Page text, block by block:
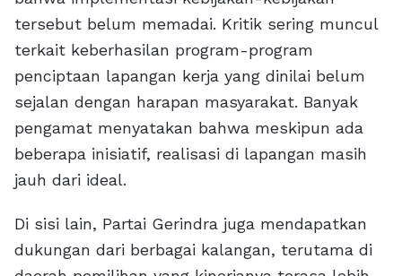
tersebut belum memadai. Kritik sering muncul
terkait keberhasilan program-program
penciptaan lapangan kerja yang dinilai belum
sejalan dengan harapan masyarakat. Banyak
pengamat menyatakan bahwa meskipun ada
beberapa inisiatif, realisasi di lapangan masih
jauh dari ideal.
Di sisi lain, Partai Gerindra juga mendapatkan
dukungan dari berbagai kalangan, terutama di